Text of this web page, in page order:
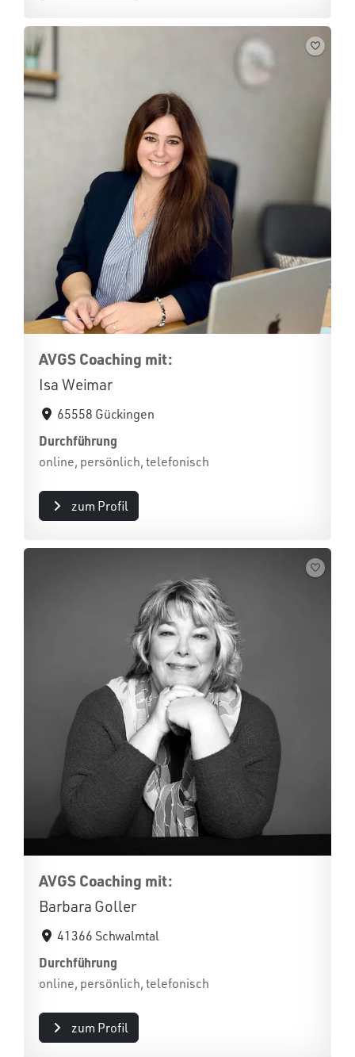
AVGS Coaching mit:
Isa Weimar
65558 Gückingen
Durchführung
online, persönlich, telefonisch
zum Profil
AVGS Coaching mit:
Barbara Goller
41366 Schwalmtal
Durchführung
online, persönlich, telefonisch
zum Profil